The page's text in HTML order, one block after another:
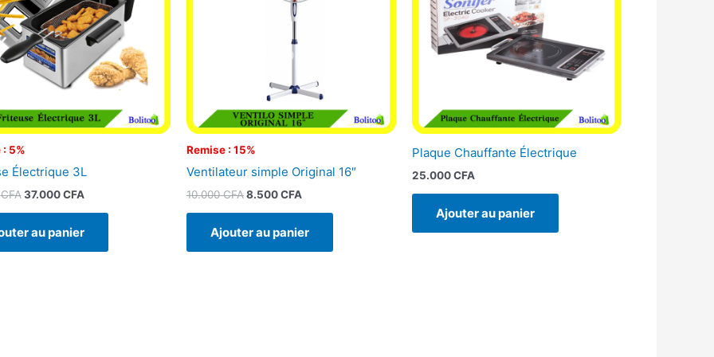
: 5%
Électrique 3L
CFA 37.000CFA
au panier
Remise : 15%
Ventilateur simple Original 16″
10.000CFA8.500CFA
Ajouter au panier
Plaque Chauffante Électrique
25.000CFA
Ajouter au panier